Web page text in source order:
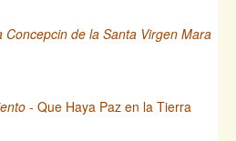
de la Santa Virgen Mara
- Que Haya Paz en la Tierra